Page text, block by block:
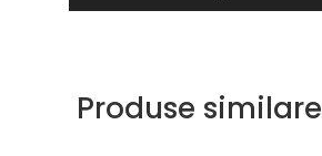
Produse similare